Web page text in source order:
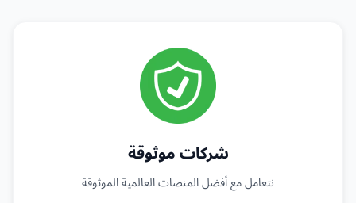
شركات موثوقة
نتعامل مع أفضل المنصات العالمية الموثوقة